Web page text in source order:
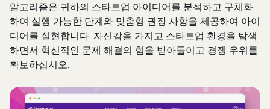
알고리즘은 귀하의 스타트업 아이디어를 분석하고 구체화
하여 실행 가능한 단계와 맞춤형 권장 사항을 제공하여 아이
디어를 실현합니다. 자신감을 가지고 스타트업 환경을 탐색
하면서 혁신적인 문제 해결의 힘을 받아들이고 경쟁 우위를
확보하십시오.